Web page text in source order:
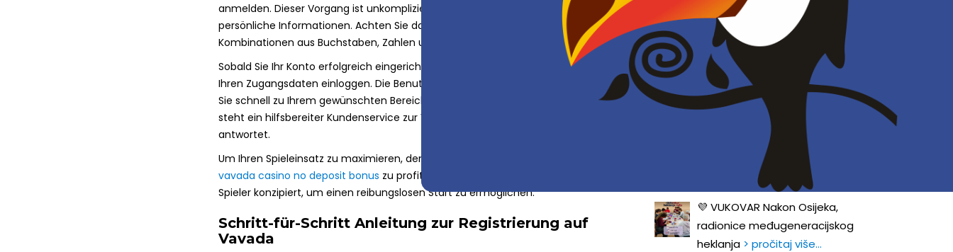
anmelden. Dieser Vorgang ist unkompliziert und erfordert nur grundlegende
persönliche Informationen. Achten Sie darauf, ein sicheres Passwort zu wählen, das
Kombinationen aus Buchstaben, Zahlen und Sonderzeichen enthält.
Sobald Sie Ihr Konto erfolgreich eingerichtet haben, können Sie sich jederzeit mit
Ihren Zugangsdaten einloggen. Die Benutzeroberfläche ist intuitiv gestaltet, sodass
Sie schnell zu Ihrem gewünschten Bereich gelangen. Bei Fragen oder Problemen
steht ein hilfsbereiter Kundenservice zur Verfügung, der Ihnen rund um die Uhr
antwortet.
Um Ihren Spieleinsatz zu maximieren, denken Sie daran, von Angeboten wie dem
vavada casino no deposit bonus zu profitieren. Diese Vorteile sind speziell für neue
Spieler konzipiert, um einen reibungslosen Start zu ermöglichen.
Schritt-für-Schritt Anleitung zur Registrierung auf
Vavada
Besplatna međunarodna ljetna škola za
mlade i youth workere
Od 1. do 3. rujna 2026. u
> pročitaj više…
Prijavi se za online trening o Europskoj uniji
Inicijativa za ljudska prava Zagreb
> pročitaj više…
Pridruži se radionici heklanja ljubičastih ruža
💜 VUKOVAR Nakon Osijeka,
radionice međugeneracijskog
heklanja > pročitaj više…